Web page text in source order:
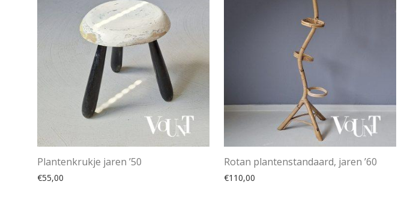
Plantenkrukje jaren ’50
€55,00
Rotan plantenstandaard, jaren ’60
€110,00